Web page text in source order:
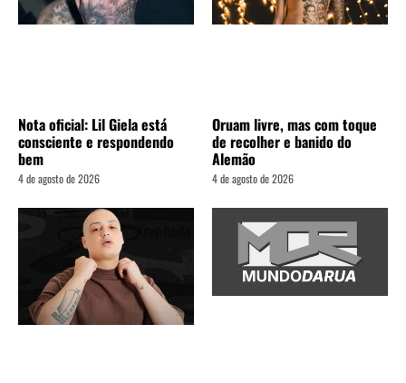
Nota oficial: Lil Giela está
consciente e respondendo
bem
4 de agosto de 2026
Oruam livre, mas com toque
de recolher e banido do
Alemão
4 de agosto de 2026